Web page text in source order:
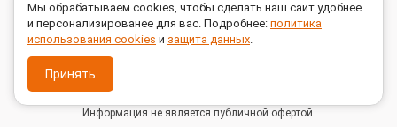
МЫ В СОЦСЕТЯХ
Информация не является публичной офертой.
Мы обрабатываем cookies, чтобы сделать наш сайт удобнее
и персонализированее для вас. Подробнее: политика
использования cookies и защита данных.
Принять